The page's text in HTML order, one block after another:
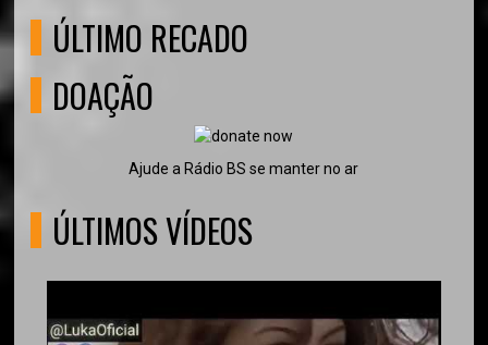
ÚLTIMO RECADO
DOAÇÃO
Ajude a Rádio BS se manter no ar
ÚLTIMOS VÍDEOS